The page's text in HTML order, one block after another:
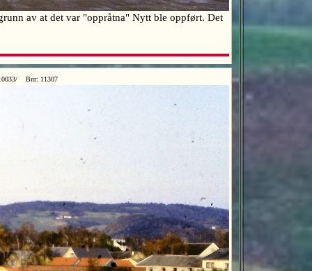
av at det var "oppråtna" Nytt ble oppført. Det
Bnr: 11307